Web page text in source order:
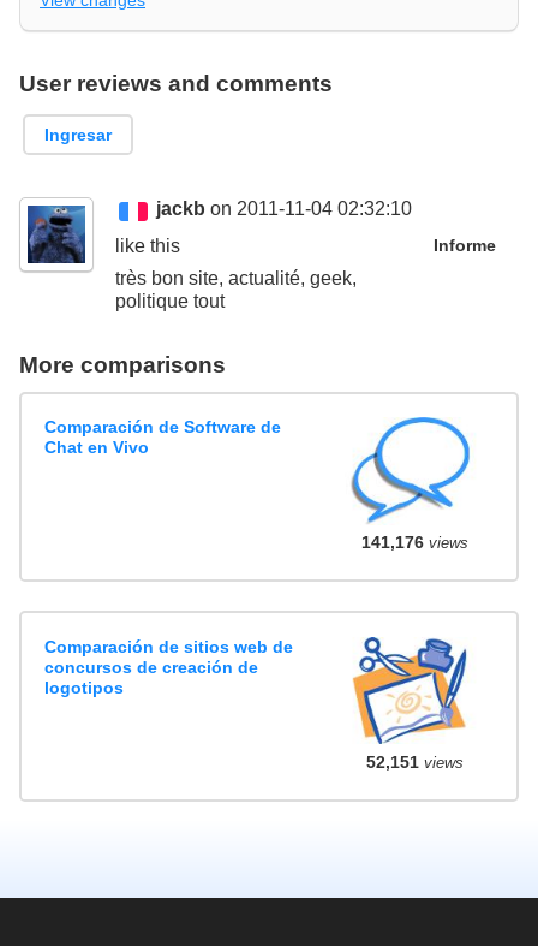
User reviews and comments
Ingresar
jackb on 2011-11-04 02:32:10
Informe
like this
très bon site, actualité, geek,
politique tout
More comparisons
Comparación de Software de
Chat en Vivo
141,176views
Comparación de sitios web de
concursos de creación de
logotipos
52,151views